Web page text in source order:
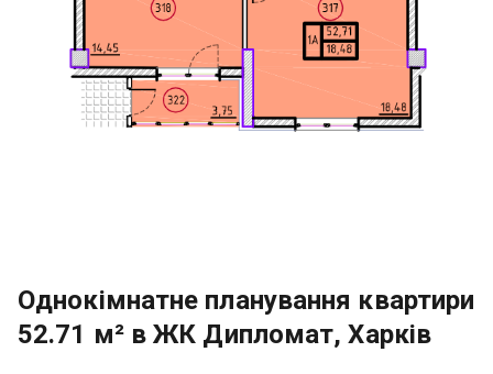
Однокімнатне планування квартири
52.71 м² в ЖК Дипломат, Харків